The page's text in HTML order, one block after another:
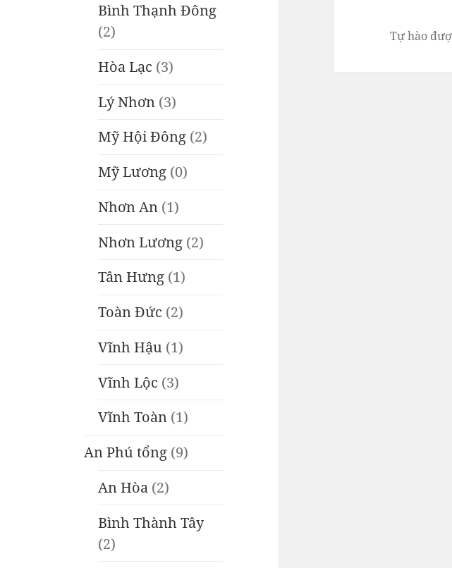
Bình Thạnh Đông
(2)
Hòa Lạc (3)
Lý Nhơn (3)
Mỹ Hội Đông (2)
Mỹ Lương (0)
Nhơn An (1)
Nhơn Lương (2)
Tân Hưng (1)
Toàn Đức (2)
Vĩnh Hậu (1)
Vĩnh Lộc (3)
Vĩnh Toàn (1)
An Phú tổng (9)
An Hòa (2)
Bình Thành Tây
(2)
Tự hào